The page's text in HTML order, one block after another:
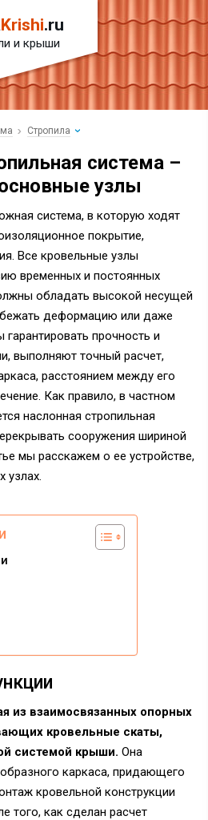
Krishi.ru
и крыши
Стропила
система –
узлы
система, в которую ходят
покрытие,
Все кровельные узлы
временных и постоянных
обладать высокой несущей
деформацию или даже
прочность и
выполняют точный расчет,
расстоянием между его
Как правило, в частном
наслонная стропильная
сооружения шириной
мы расскажем о ее устройстве,
узлах.
из взаимосвязанных опорных
кровельные скаты,
системой крыши. Она
каркаса, придающего
кровельной конструкции
того, как сделан расчет